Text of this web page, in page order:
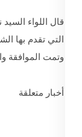
قال اللواء
وتمت الموافقة
أخبار متعلقة